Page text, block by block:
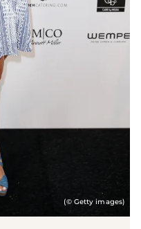
(© Getty images)